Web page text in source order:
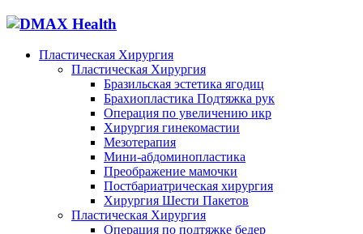
Пластическая Хирургия
Пластическая Хирургия
Бразильская эстетика ягодиц
Брахиопластика Подтяжка рук
Операция по увеличению икр
Хирургия гинекомастии
Мезотерапия
Мини-абдоминопластика
Преображение мамочки
Постбариатрическая хирургия
Хирургия Шести Пакетов
Пластическая Хирургия
Операция по подтяжке бедер